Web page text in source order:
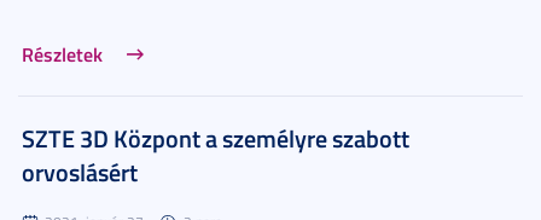
Részletek
SZTE 3D Központ a személyre szabott
orvoslásért